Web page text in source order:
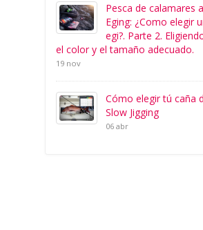
Pesca de calamares a
Eging: ¿Como elegir
egi?. Parte 2.
el color y el tamaño adecuado.
19 nov
Cómo elegir tú caña
Slow Jigging
06 abr